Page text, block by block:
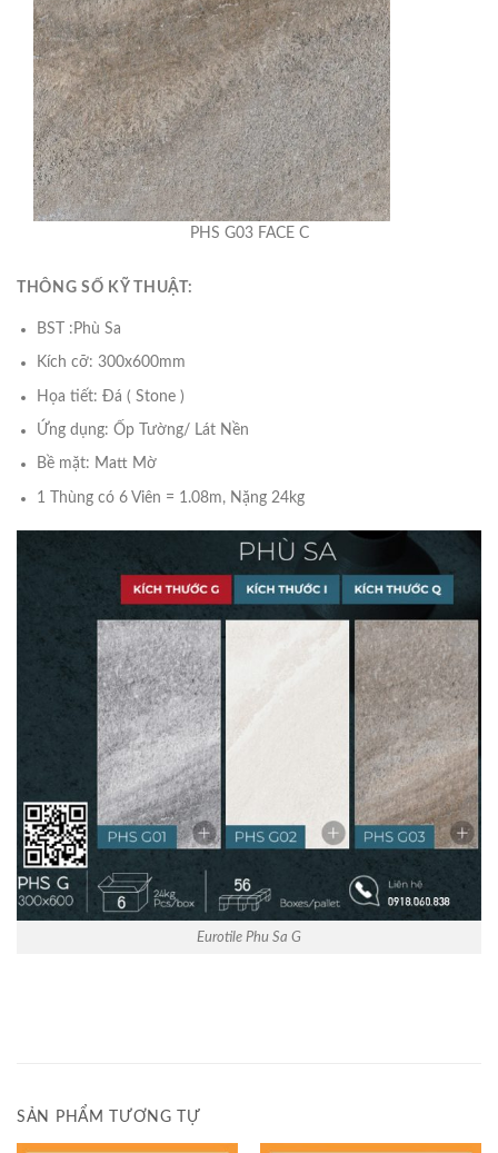
PHS G03 FACE C
THÔNG SỐ KỸ THUẬT:
BST :Phù Sa
Kích cỡ: 300x600mm
Họa tiết: Đá ( Stone )
Ứng dụng: Ốp Tường/ Lát Nền
Bề mặt: Matt Mờ
1 Thùng có 6 Viên = 1.08m, Nặng 24kg
Eurotile Phu Sa G
SẢN PHẨM TƯƠNG TỰ